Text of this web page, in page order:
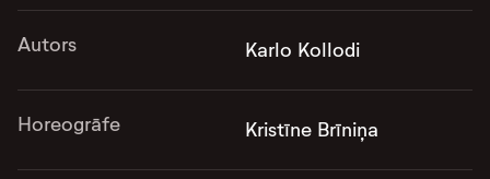
Autors Karlo Kollodi
Horeogrāfe Kristīne Brīniņa